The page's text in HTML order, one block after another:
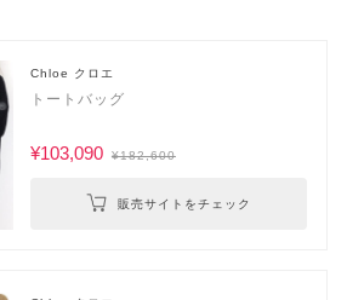
Chloe クロエ
トートバッグ
¥103,090 ¥182,600
販売サイトをチェック